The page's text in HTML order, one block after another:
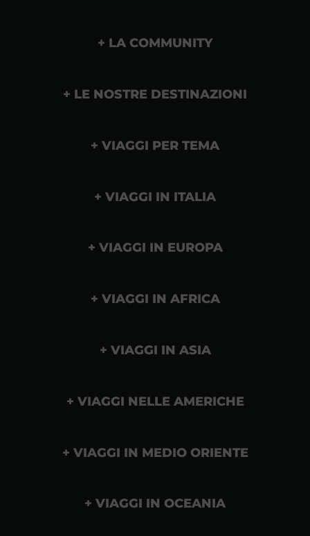
LA COMMUNITY
LE NOSTRE DESTINAZIONI
VIAGGI PER TEMA
VIAGGI IN ITALIA
VIAGGI IN EUROPA
VIAGGI IN AFRICA
VIAGGI IN ASIA
VIAGGI NELLE AMERICHE
VIAGGI IN MEDIO ORIENTE
VIAGGI IN OCEANIA